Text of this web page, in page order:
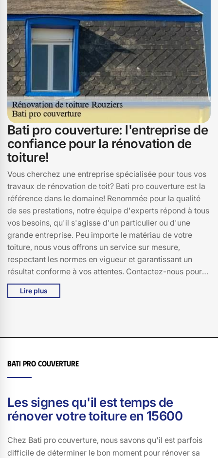
détaillée et sur mesure pour votre projet de rénovation
en Rouziers.
Bati pro couverture: l'entreprise de
confiance pour la rénovation de
toiture!
Vous cherchez une entreprise spécialisée pour tous vos
travaux de rénovation de toit? Bati pro couverture est la
référence dans le domaine! Renommée pour la qualité
de ses prestations, notre équipe d'experts répond à tous
vos besoins, qu'il s'agisse d'un particulier ou d'une
grande entreprise. Peu importe le matériau de votre
toiture, nous vous offrons un service sur mesure,
respectant les normes en vigueur et garantissant un
résultat conforme à vos attentes. Contactez-nous pour
discuter de votre projet de rénovation de toiture et
obtenir un devis personnalisé.
Lire plus
Bati pro couverture
Les signes qu'il est temps de
rénover votre toiture en 15600
Chez Bati pro couverture, nous savons qu'il est parfois
difficile de déterminer le bon moment pour rénover sa